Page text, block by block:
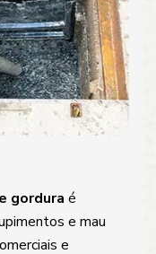
gordura é
e mau
e